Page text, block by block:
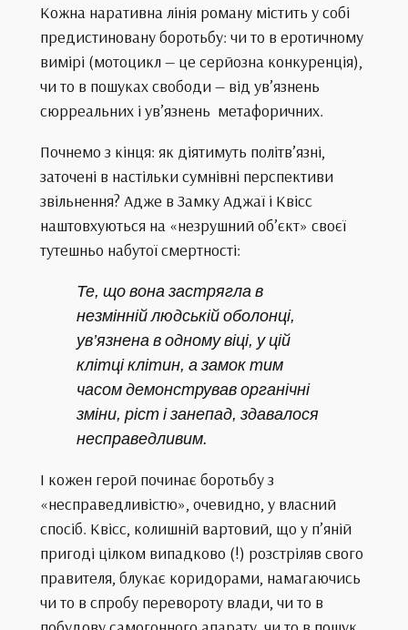
Кожна наративна лінія роману містить у собі
предистиновану боротьбу: чи то в еротичному
вимірі (мотоцикл — це серйозна конкуренція),
чи то в пошуках свободи — від ув’язнень
сюрреальних і ув’язнень метафоричних.
Почнемо з кінця: як діятимуть політв’язні,
заточені в настільки сумнівні перспективи
звільнення? Адже в Замку Аджаї і Квісс
наштовхуються на «незрушний об’єкт» своєї
тутешньо набутої смертності:
Те, що вона застрягла в
незмінній людській оболонці,
ув’язнена в одному віці, у цій
клітці клітин, а замок тим
часом демонстрував органічні
зміни, ріст і занепад, здавалося
несправедливим.
І кожен герой починає боротьбу з
«несправедливістю», очевидно, у власний
спосіб. Квісс, колишній вартовий, що у п’яній
пригоді цілком випадково (!) розстріляв свого
правителя, блукає коридорами, намагаючись
чи то в спробу перевороту влади, чи то в